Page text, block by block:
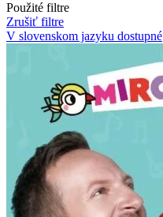
Použité filtre
Zrušiť filtre
V slovenskom jazyku dostupné